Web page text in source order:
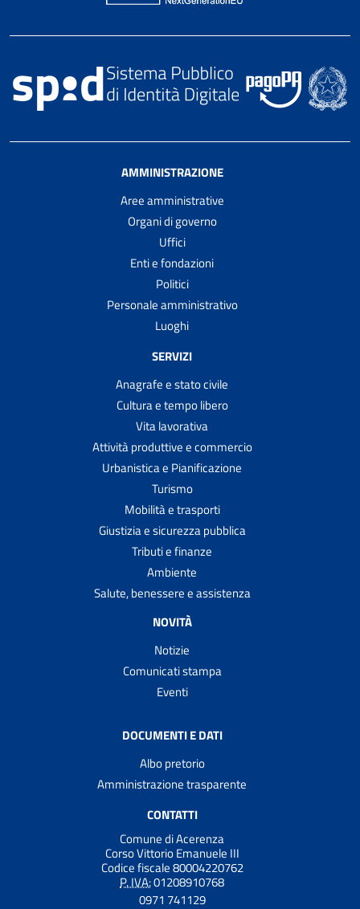
AMMINISTRAZIONE
Aree amministrative
Organi di governo
Uffici
Enti e fondazioni
Politici
Personale amministrativo
Luoghi
SERVIZI
Anagrafe e stato civile
Cultura e tempo libero
Vita lavorativa
Attività produttive e commercio
Urbanistica e Pianificazione
Turismo
Mobilità e trasporti
Giustizia e sicurezza pubblica
Tributi e finanze
Ambiente
Salute, benessere e assistenza
NOVITÀ
Notizie
Comunicati stampa
Eventi
DOCUMENTI E DATI
Albo pretorio
Amministrazione trasparente
CONTATTI
Comune di Acerenza
Corso Vittorio Emanuele III
Codice fiscale 80004220762
P. IVA:01208910768
0971 741129